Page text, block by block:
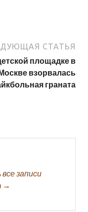
СТАТЬЯ
площадке в
взорвалась
граната
записи
→